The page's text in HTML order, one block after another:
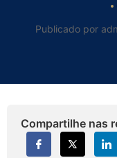
Publicado por
Compartilhe nas